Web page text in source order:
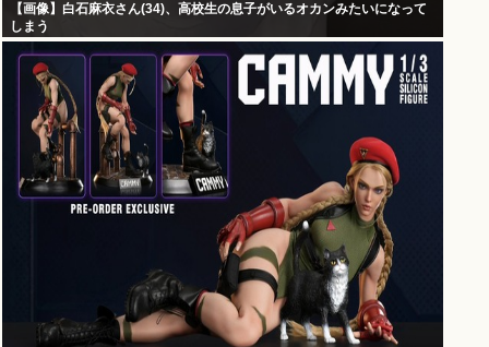
【画像】白石麻衣さん(34)、高校生の息子がいるオカンみたいになって
しまう